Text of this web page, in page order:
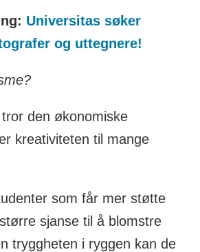
Universitas søker
og uttegnere!
den økonomiske
kreativiteten til mange
som får mer støtte
sjanse til å blomstre
tryggheten i ryggen kan de